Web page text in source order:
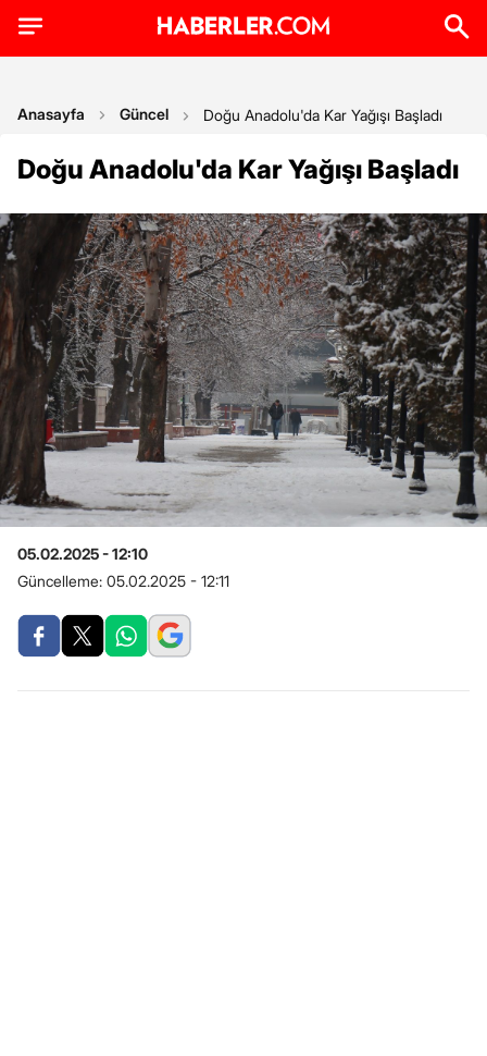
Anasayfa Güncel Doğu Anadolu'da Kar Yağışı Başladı
Doğu Anadolu'da Kar Yağışı Başladı
05.02.2025 - 12:10
Güncelleme: 05.02.2025 - 12:11